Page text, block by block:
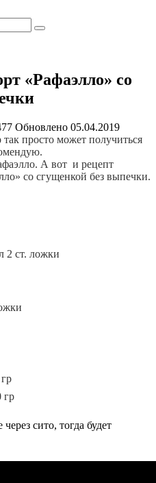
«Рафаэлло» со
Обновлено 05.04.2019
просто может получиться
А вот и рецепт
со сгущенкой без выпечки.
2 ст. ложки
гр
сито, тогда будет